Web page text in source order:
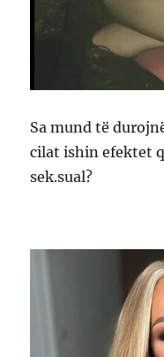
Sa mund të
cilat ishin efektet
sek.sual?